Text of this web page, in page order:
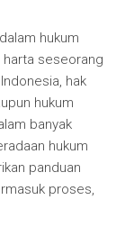
hukum
seseorang
hak
hukum
banyak
hukum
panduan
proses,